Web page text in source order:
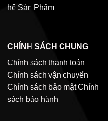
hệ Sản Phẩm
CHÍNH SÁCH CHUNG
Chính sách thanh toán
Chính sách vận chuyển
Chính sách bảo mật Chính
sách bảo hành